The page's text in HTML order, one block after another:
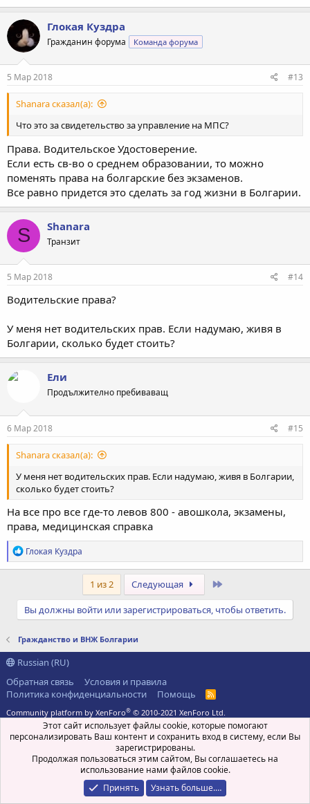
Глокая Куздра
Гражданин форума Команда форума
5 Мар 2018 #13
Shanara сказал(а):
Что это за свидетельство за управление на МПС?
Права. Водительское Удостоверение.
Если есть св-во о среднем образовании, то можно
поменять права на болгарские без экзаменов.
Все равно придется это сделать за год жизни в Болгарии.
S Shanara
Транзит
5 Мар 2018 #14
Водительские права?
У меня нет водительских прав. Если надумаю, живя в
Болгарии, сколько будет стоить?
Ели
Продължително пребиваващ
6 Мар 2018 #15
Shanara сказал(а):
У меня нет водительских прав. Если надумаю, живя в Болгарии,
сколько будет стоить?
На все про все где-то левов 800 - авошкола, экзамены,
права, медицинская справка
Р
е
а
и
и
Глокая Куздра
1 из 2 Следующая
Вы должны войти или зарегистрироваться, чтобы ответить.
Гражданство и ВНЖ Болгарии
Russian (RU)
Обратная связь
Условия и правила
Политика конфиденциальности
Помощь
R
S
Community platform by XenForo® © 2010-2021 XenForo Ltd.
xen-foro.com.ua
Этот сайт использует файлы cookie, которые помогают
персонализировать Ваш контент и сохранить вход в систему, если Вы
зарегистрированы.
Продолжая пользоваться этим сайтом, Вы соглашаетесь на
использование нами файлов cookie.
Принять
Узнать больше.…